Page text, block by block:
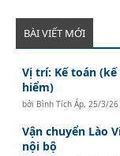
BÀI VIẾT MỚI
Vị trí: Kế toán
hiểm)
bởi Bình Tích Áp, 25/3/26
Vận chuyển Lào
nội bộ